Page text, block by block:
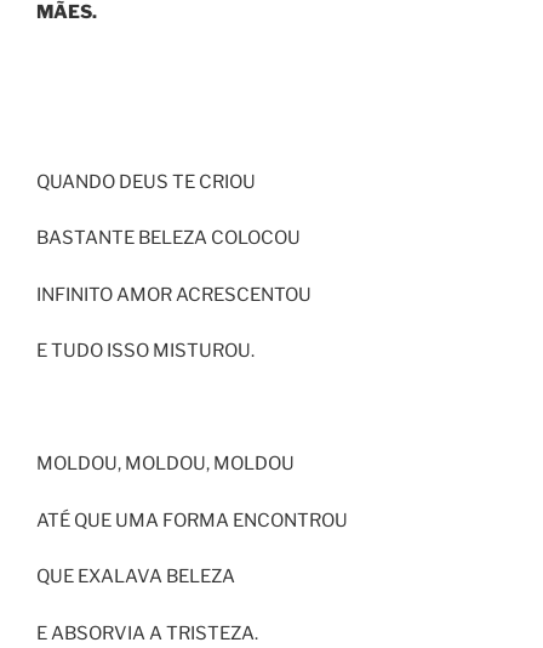
MÃES.
QUANDO DEUS TE CRIOU
BASTANTE BELEZA COLOCOU
INFINITO AMOR ACRESCENTOU
E TUDO ISSO MISTUROU.
MOLDOU, MOLDOU, MOLDOU
ATÉ QUE UMA FORMA ENCONTROU
QUE EXALAVA BELEZA
E ABSORVIA A TRISTEZA.